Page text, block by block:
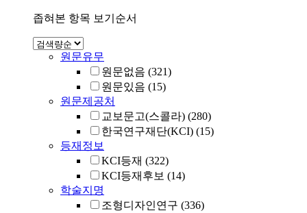
좁혀본 항목 보기순서
원문유무
원문없음 (321)
원문있음 (15)
원문제공처
교보문고(스콜라) (280)
한국연구재단(KCI) (15)
등재정보
KCI등재 (322)
KCI등재후보 (14)
학술지명
조형디자인연구 (336)